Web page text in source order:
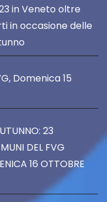
in Veneto oltre
in occasione delle
Domenica 15
23
DEL FVG
16 OTTOBRE